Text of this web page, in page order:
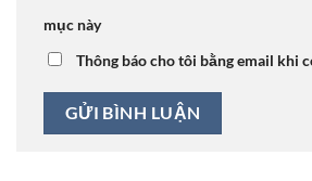
mục này
Thông báo cho tôi bằng email khi